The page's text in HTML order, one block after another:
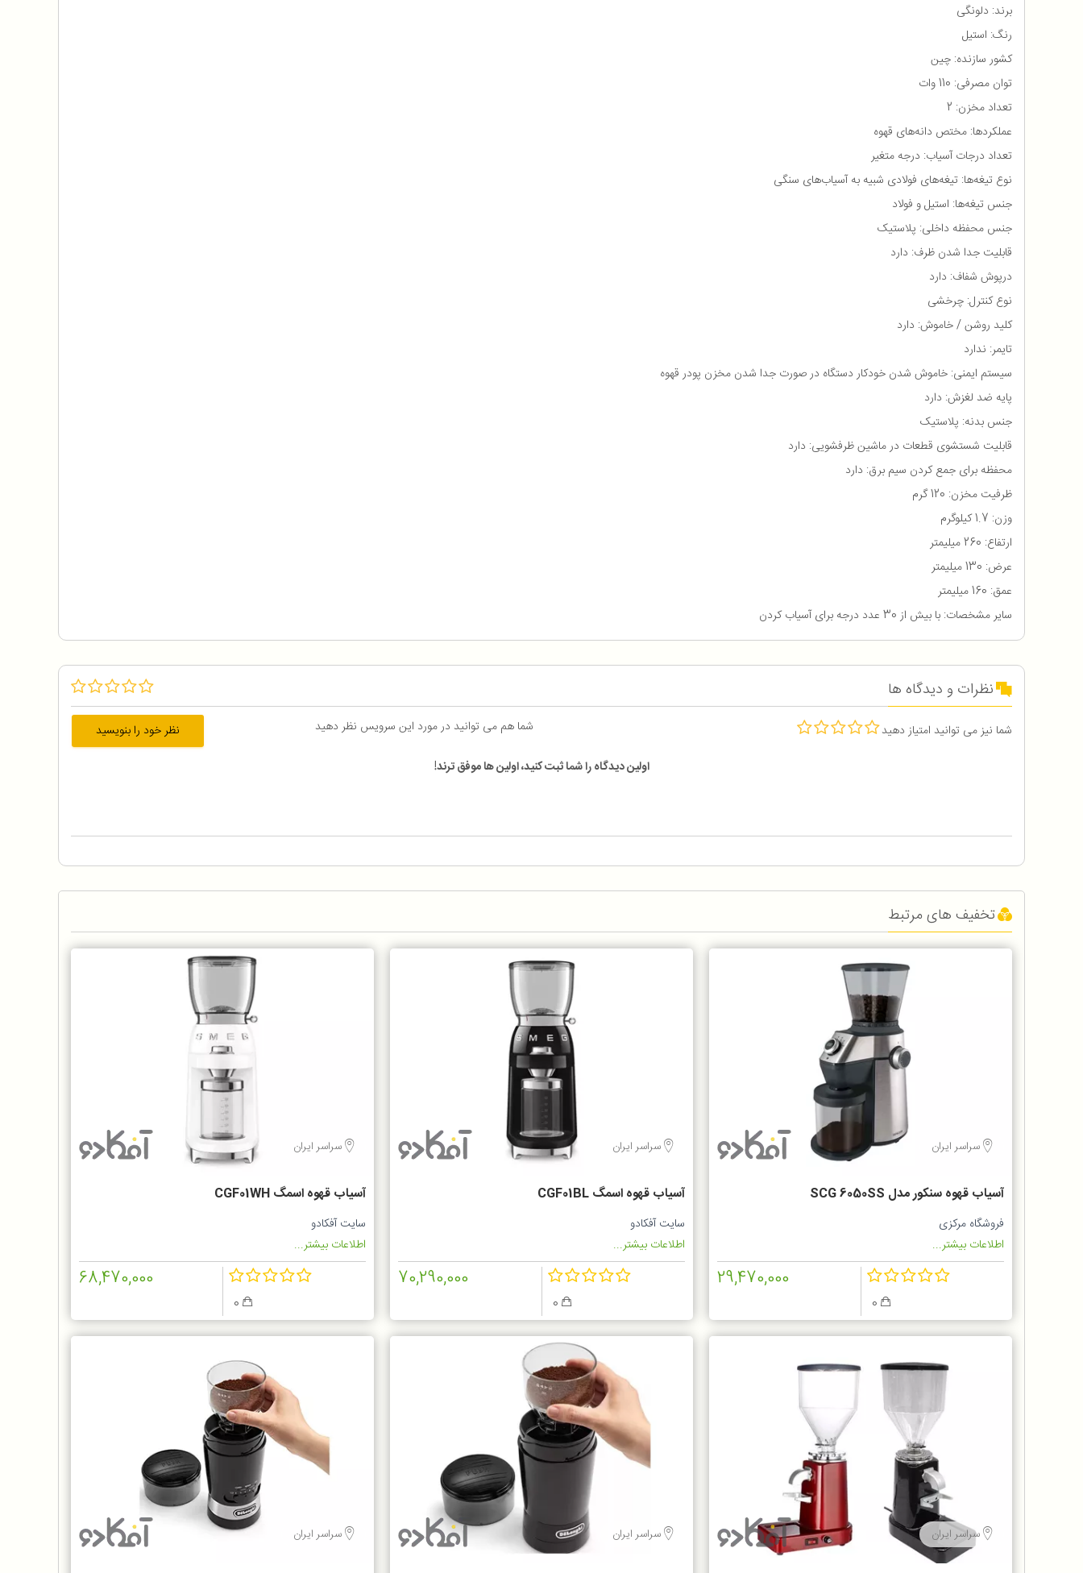
برند: دلونگی
رنگ: استیل
کشور سازنده: چین
توان مصرفی: 110 وات
تعداد مخزن: 2
عملکردها: مختص دانه‌های قهوه
تعداد درجات آسیاب: درجه متغیر
نوع تیغه‌ها: تیغه‌های فولادی شبیه به آسیاب‌های سنگی
جنس تیغه‌ها: استیل و فولاد
جنس محفظه داخلی: پلاستیک
قابلیت جدا شدن ظرف: دارد
درپوش شفاف: دارد
نوع کنترل: چرخشی
کلید روشن / خاموش: دارد
تایمر: ندارد
سیستم ایمنی: خاموش شدن خودکار دستگاه در صورت جدا شدن مخزن پودر قهوه
پایه ضد لغزش: دارد
جنس بدنه: پلاستیک
قابلیت شستشوی قطعات در ماشین ظرفشویی: دارد
محفظه برای جمع کردن سیم برق: دارد
ظرفیت مخزن: 120 گرم
وزن: 1.7 کیلوگرم
ارتفاع: 260 میلیمتر
عرض: 130 میلیمتر
عمق: 160 میلیمتر
سایر مشخصات: با بیش از 30 عدد درجه برای آسیاب کردن
نظرات و دیدگاه ها
شما نیز می توانید امتیاز دهید شما هم می توانید در مورد این سرویس نظر دهید
نظر خود را بنویسید
اولین دیدگاه را شما ثبت کنید، اولین ها موفق ترند!
تخفیف های مرتبط
سراسر ایران
آسیاب قهوه سنکور مدل SCG 6050SS
فروشگاه مرکزی
اطلاعات بیشتر...
29,470,000
سراسر ایران
آسیاب قهوه اسمگ CGF01BL
سایت آفکادو
اطلاعات بیشتر...
70,290,000
سراسر ایران
آسیاب قهوه اسمگ CGF01WH
سایت آفکادو
اطلاعات بیشتر...
68,470,000
سراسر ایران سراسر ایران سراسر ایران